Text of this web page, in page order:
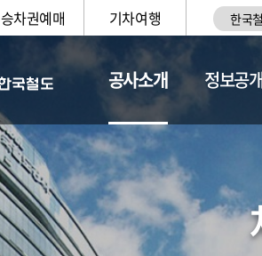
승차권예매 기차여행 한국
공사소개
일반현황
정보공